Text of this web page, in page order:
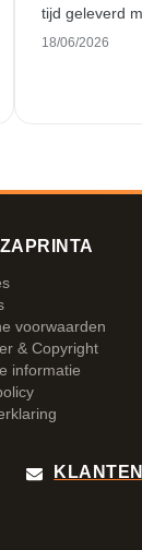
tijd geleverd
18/06/2026
voorwaarden
& Copyright
informatie